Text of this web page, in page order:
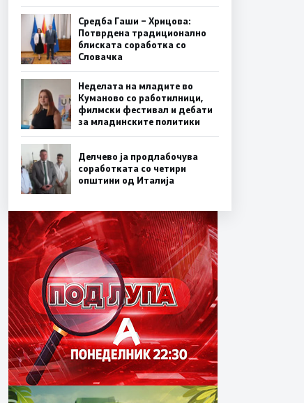
Средба Гаши – Хрицова:
Потврдена традиционално
блиската соработка со
Словачка
Неделата на младите во
Куманово со работилници,
филмски фестивал и дебати
за младинските политики
Делчево ја продлабочува
соработката со четири
општини од Италија